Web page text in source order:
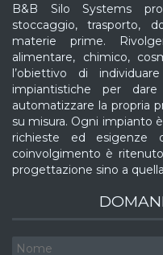
B&B Silo Systems
stoccaggio, trasporto,
materie prime.
alimentare, chimico,
l’obiettivo di
impiantistiche per
automatizzare la propria
su misura. Ogni impianto
richieste ed
coinvolgimento è
progettazione sino a